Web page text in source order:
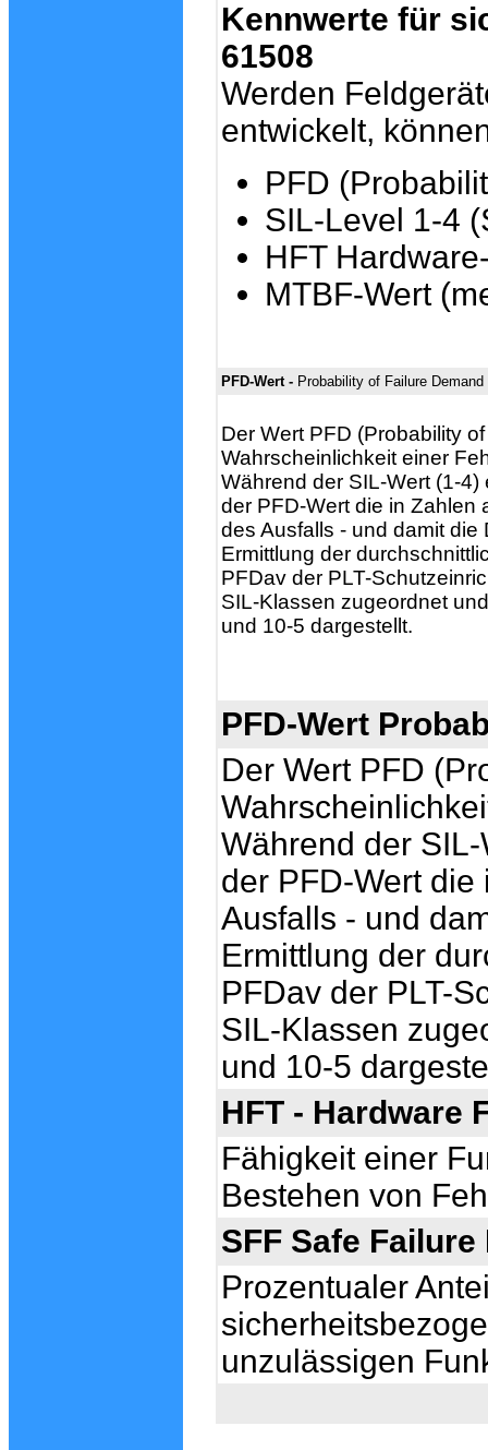
Kennwerte für
61508
Werden
entwickelt,
PFD
SIL-Level 1-4
HFT
MTBF-Wert
PFD-Wert - Probability of Failure Demand
Der Wert PFD (Probability
Wahrscheinlichkeit einer
Während der SIL-Wert (1-
der PFD-Wert die in Zahlen
des Ausfalls - und damit
Ermittlung der
PFDav der PLT-
SIL-Klassen zugeordnet
und 10-5 dargestellt.
PFD-Wert
Der Wert PFD
Während der
der PFD-Wert
Ausfalls - und
Ermittlung der
PFDav der PLT-
SIL-Klassen
und 10-5
HFT - Hardware
Fähigkeit einer
Bestehen von
SFF Safe
Prozentualer
unzulässigen